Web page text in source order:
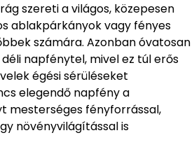
szereti a világos, közepesen
ablakpárkányok vagy fényes
számára. Azonban óvatosan
napfénytel, mivel ez túl erős
égési sérüléseket
elegendő napfény a
mesterséges fényforrással,
növényvilágítással is